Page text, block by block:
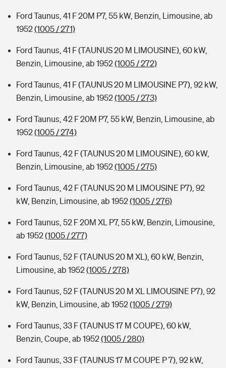
Ford Taunus, 41 F 20M P7, 55 kW, Benzin, Limousine, ab
1952(1005 / 271)
Ford Taunus, 41 F (TAUNUS 20 M LIMOUSINE), 60 kW,
Benzin, Limousine, ab 1952(1005 / 272)
Ford Taunus, 41 F (TAUNUS 20 M LIMOUSINE P7), 92 kW,
Benzin, Limousine, ab 1952(1005 / 273)
Ford Taunus, 42 F 20M P7, 55 kW, Benzin, Limousine, ab
1952(1005 / 274)
Ford Taunus, 42 F (TAUNUS 20 M LIMOUSINE), 60 kW,
Benzin, Limousine, ab 1952(1005 / 275)
Ford Taunus, 42 F (TAUNUS 20 M LIMOUSINE P7), 92
kW, Benzin, Limousine, ab 1952(1005 / 276)
Ford Taunus, 52 F 20M XL P7, 55 kW, Benzin, Limousine,
ab 1952(1005 / 277)
Ford Taunus, 52 F (TAUNUS 20 M XL), 60 kW, Benzin,
Limousine, ab 1952(1005 / 278)
Ford Taunus, 52 F (TAUNUS 20 M XL LIMOUSINE P7), 92
kW, Benzin, Limousine, ab 1952(1005 / 279)
Ford Taunus, 33 F (TAUNUS 17 M COUPE), 60 kW,
Benzin, Coupe, ab 1952(1005 / 280)
Ford Taunus, 33 F (TAUNUS 17 M COUPE P 7), 92 kW,